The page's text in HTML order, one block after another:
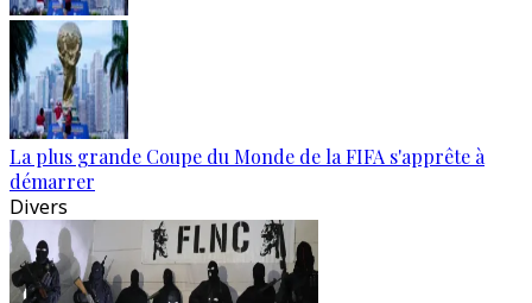
La plus grande Coupe du Monde de la FIFA s'apprête à
démarrer
Divers